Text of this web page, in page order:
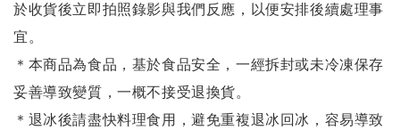
於收貨後立即拍照錄影與我們反應，以便安排後續處理事
宜。
＊本商品為食品，基於食品安全，一經拆封或未冷凍保存
妥善導致變質，一概不接受退換貨。
＊退冰後請盡快料理食用，避免重複退冰回冰，容易導致